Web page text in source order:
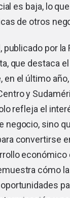
es baja, lo
de otros
publicado por la
que destaca
en el último
y
refleja el
negocio, sino
convertirse
económico
cómo